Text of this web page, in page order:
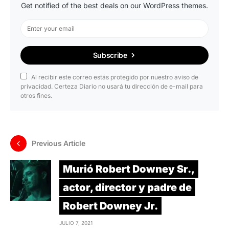
Get notified of the best deals on our WordPress themes.
Subscribe
Al recibir este correo estás protegido por nuestro aviso de
privacidad. Certeza Diario no usará tu dirección de e-mail para
otros fines.
Previous Article
Murió Robert Downey Sr.,
actor, director y padre de
Robert Downey Jr.
JULIO 7, 2021